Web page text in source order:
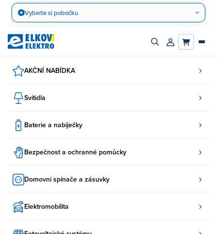
Přejít
obsah
Vyberte si pobočku
Zapnout/vypnout
Přihlásit/
AKČNÍ NABÍDKA
Svítidla
Baterie a nabíječky
Bezpečnost a ochranné pomůcky
Domovní spínače a zásuvky
Elektromobilita